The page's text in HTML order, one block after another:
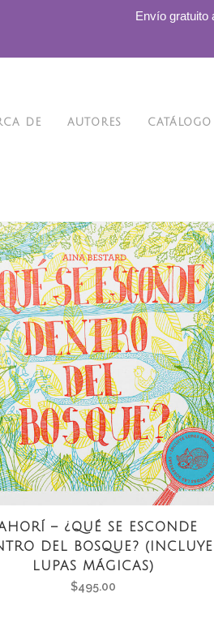
Envío gratuito
DE AUTORES CATÁLOGO
– ¿QUÉ SE ESCONDE
DEL BOSQUE? (INCLUYE
LUPAS MÁGICAS)
$495.00